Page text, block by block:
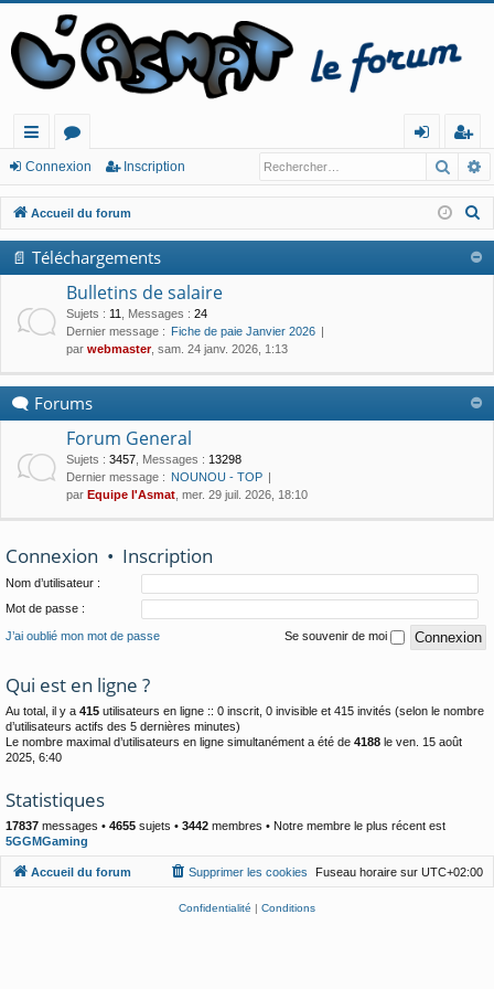
ac
co
ur
cis
or
u
m
s
n
ne
ns
cri
pt
Connexion Inscription
Accueil du forum
📄 Téléchargements
Bulletins de salaire
Sujets : 11 Messages : 24
Dernier message : Fiche de paie Janvier 2026
par webmaster, sam. 24 janv. 2026, 1:13
🗨 Forums
Forum General
Sujets : 3457 Messages : 13298
Dernier message : NOUNOU - TOP
par Equipe l'Asmat , mer. 29 juil. 2026, 18:10
Connexion • Inscription
Nom d’utilisateur :
Mot de passe :
J’ai oublié mon mot de passe Se souvenir de moi
Qui est en ligne ?
Au total, il y a 415 utilisateurs en ligne :: 0 inscrit, 0 invisible et 415 invités (selon le nombre
d’utilisateurs actifs des 5 dernières minutes)
Le nombre maximal d’utilisateurs en ligne simultanément a été de 4188 le ven. 15 août
2025, 6:40
Statistiques
17837 messages • 4655 sujets • 3442 membres • Notre membre le plus récent est
5GGMGaming
Accueil du forum Fuseau horaire sur UTC+02:00
Supprimer les cookies
Confidentialité | Conditions